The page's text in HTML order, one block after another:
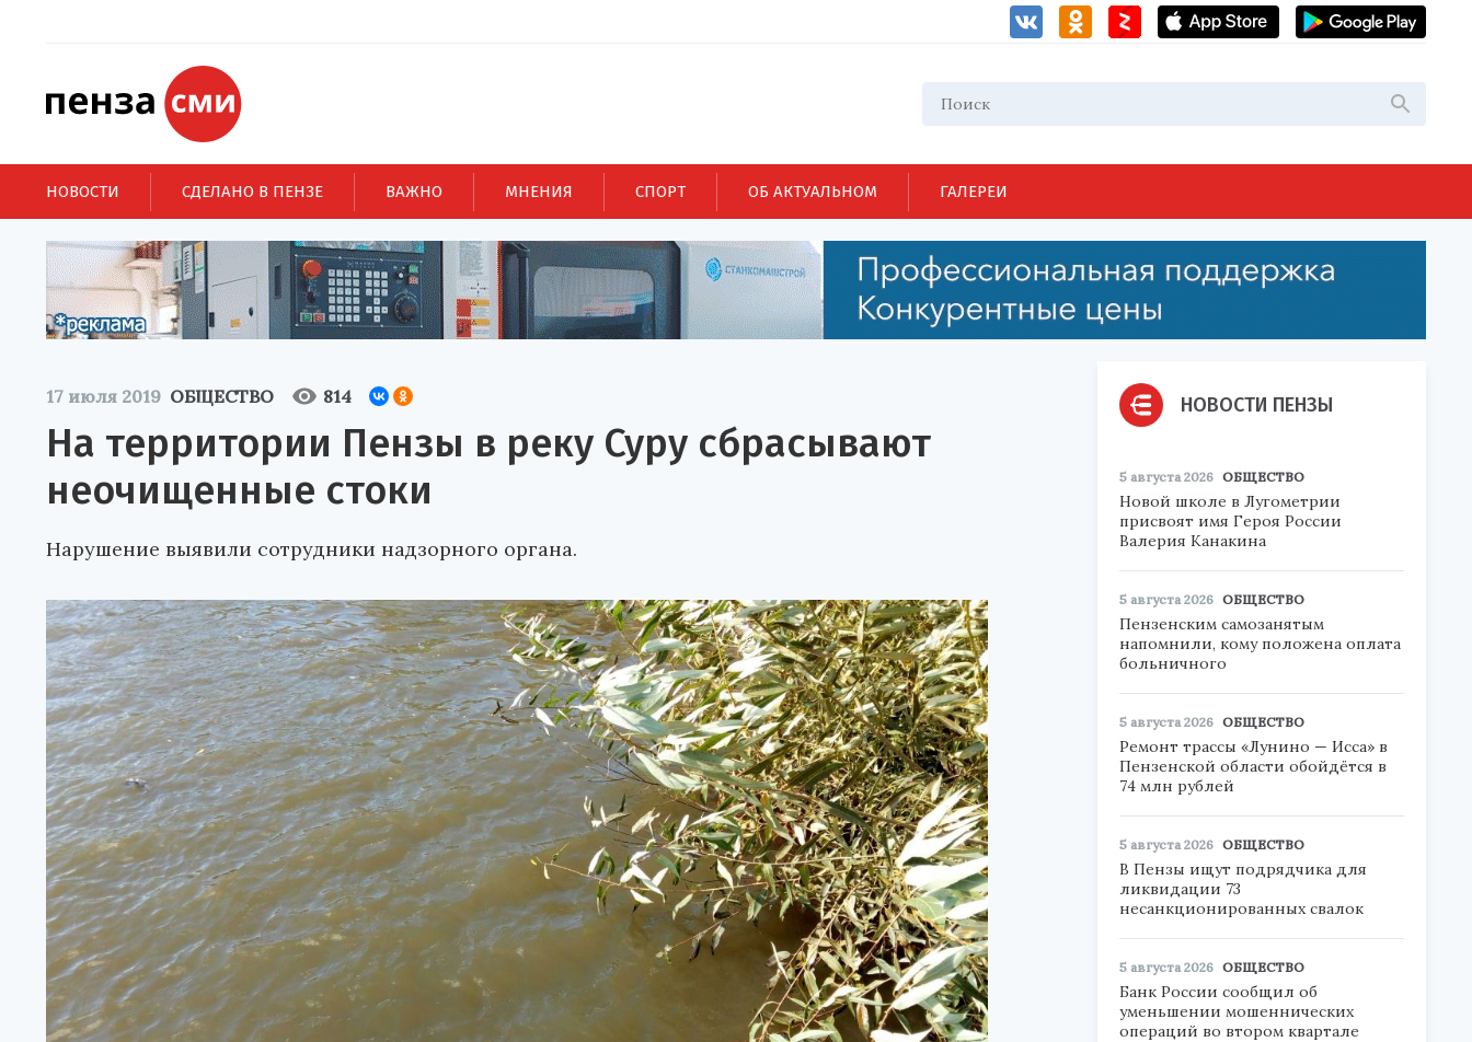
НОВОСТИ СДЕЛАНО В ПЕНЗЕ ВАЖНО МНЕНИЯ СПОРТ ОБ АКТУАЛЬНОМ ГАЛЕРЕИ
17 июля 2019 ОБЩЕСТВО 814
На территории Пензы в реку Суру сбрасывают
неочищенные стоки
Нарушение выявили сотрудники надзорного органа.
НОВОСТИ ПЕНЗЫ
5 августа 2026 ОБЩЕСТВО
Новой школе в Лугометрии
присвоят имя Героя России
Валерия Канакина
5 августа 2026 ОБЩЕСТВО
Пензенским самозанятым
напомнили, кому положена оплата
больничного
5 августа 2026 ОБЩЕСТВО
Ремонт трассы «Лунино — Исса» в
Пензенской области обойдётся в
74 млн рублей
5 августа 2026 ОБЩЕСТВО
В Пензы ищут подрядчика для
ликвидации 73
несанкционированных свалок
5 августа 2026 ОБЩЕСТВО
Банк России сообщил об
уменьшении мошеннических
операций во втором квартале